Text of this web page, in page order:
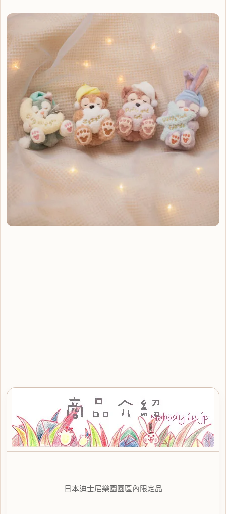
日本迪士尼樂園園區內限定品